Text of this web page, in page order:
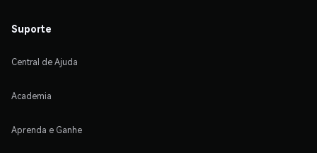
Suporte
Central de Ajuda
Academia
Aprenda e Ganhe